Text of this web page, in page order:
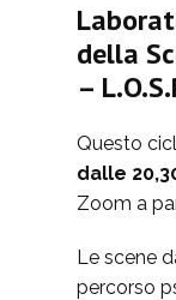
della
–
Questo
dalle
Zoom a
Le scene
percorso